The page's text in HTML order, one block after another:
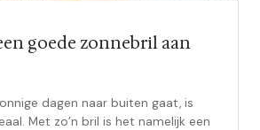
goede zonnebril aan
dagen naar buiten gaat, is
Met zo’n bril is het namelijk een